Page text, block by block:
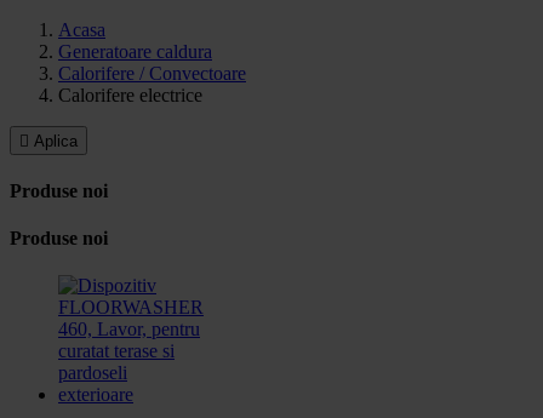
Acasa
Generatoare caldura
Calorifere / Convectoare
Calorifere electrice
 Aplica
Produse noi
Produse noi